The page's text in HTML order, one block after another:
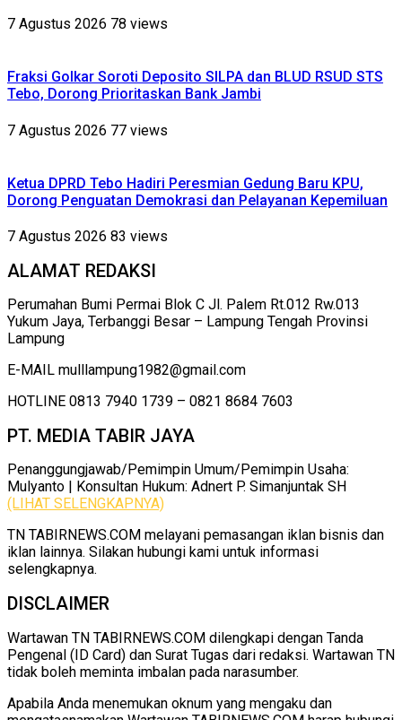
7 Agustus 2026 78 views
Fraksi Golkar Soroti Deposito SILPA dan BLUD RSUD STS
Tebo, Dorong Prioritaskan Bank Jambi
7 Agustus 2026 77 views
Ketua DPRD Tebo Hadiri Peresmian Gedung Baru KPU,
Dorong Penguatan Demokrasi dan Pelayanan Kepemiluan
7 Agustus 2026 83 views
ALAMAT REDAKSI
Perumahan Bumi Permai Blok C Jl. Palem Rt.012 Rw.013
Yukum Jaya, Terbanggi Besar – Lampung Tengah Provinsi
Lampung
E-MAIL mulllampung1982@gmail.com
HOTLINE 0813 7940 1739 – 0821 8684 7603
PT. MEDIA TABIR JAYA
Penanggungjawab/Pemimpin Umum/Pemimpin Usaha:
Mulyanto | Konsultan Hukum: Adnert P. Simanjuntak SH
(LIHAT SELENGKAPNYA)
TN TABIRNEWS.COM melayani pemasangan iklan bisnis dan
iklan lainnya. Silakan hubungi kami untuk informasi
selengkapnya.
DISCLAIMER
Wartawan TN TABIRNEWS.COM dilengkapi dengan Tanda
Pengenal (ID Card) dan Surat Tugas dari redaksi. Wartawan TN
tidak boleh meminta imbalan pada narasumber.
Apabila Anda menemukan oknum yang mengaku dan